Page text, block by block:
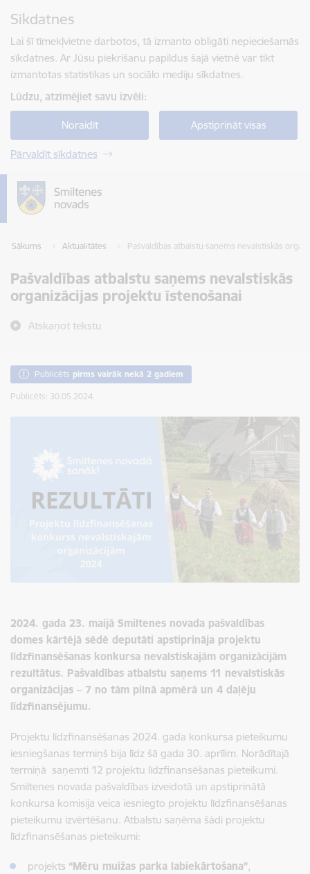
Sīkdatnes
Lai šī tīmekļvietne darbotos, tā izmanto obligāti nepieciešamās
sīkdatnes. Ar Jūsu piekrišanu papildus šajā vietnē var tikt
izmantotas statistikas un sociālo mediju sīkdatnes.
Lūdzu, atzīmējiet savu izvēli:
Noraidīt Apstiprināt visas
Pārvaldīt sīkdatnes
Sākums Aktualitātes Pašvaldības atbalstu saņems nevalstiskās
Pašvaldības atbalstu saņems nevalstiskās
organizācijas projektu īstenošanai
Atskaņot tekstu
Publicēts pirms vairāk nekā 2 gadiem
Publicēts: 30.05.2024.
2024. gada 23. maijā Smiltenes novada pašvaldības
domes kārtējā sēdē deputāti apstiprināja projektu
līdzfinansēšanas konkursa nevalstiskajām organizācijām
rezultātus. Pašvaldības atbalstu saņems 11 nevalstiskās
organizācijas – 7 no tām pilnā apmērā un 4 daļēju
līdzfinansējumu.
Projektu līdzfinansēšanas 2024. gada konkursa pieteikumu
iesniegšanas termiņš bija līdz šā gada 30. aprīlim. Norādītajā
termiņā saņemti 12 projektu līdzfinansēšanas pieteikumi.
Smiltenes novada pašvaldības izveidotā un apstiprinātā
konkursa komisija veica iesniegto projektu līdzfinansēšanas
pieteikumu izvērtēšanu. Atbalstu saņēma šādi projektu
līdzfinansēšanas pieteikumi:
projekts “Mēru muižas parka labiekārtošana”,